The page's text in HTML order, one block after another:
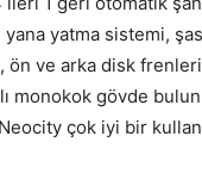
yana yatma sistemi,
ön ve arka disk
monokok gövde
çok iyi bir